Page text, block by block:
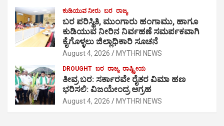
ಕುಡಿಯುವ ನೀರು ಬರ ರಾಜ್ಯ
ಬರ ಪರಿಸ್ಥಿತಿ, ಮುಂಗಾರು ಹಂಗಾಮು, ಹಾಗೂ
ಕುಡಿಯುವ ನೀರಿನ ನಿರ್ವಹಣೆ ಸಮರ್ಪಕವಾಗಿ
ಕೈಗೊಳ್ಳಲು ಜಿಲ್ಲಾಧಿಕಾರಿ ಸೂಚನೆ
August 4, 2026 MYTHRI NEWS
DROUGHT ಬರ ರಾಜ್ಯ ರಾಷ್ಟ್ರೀಯ
ತೀವ್ರ ಬರ: ಸರ್ಕಾರವೇ ರೈತರ ವಿಮಾ ಹಣ
ಭರಿಸಲಿ: ವಿಜಯೇಂದ್ರ ಆಗ್ರಹ
August 4, 2026 MYTHRI NEWS